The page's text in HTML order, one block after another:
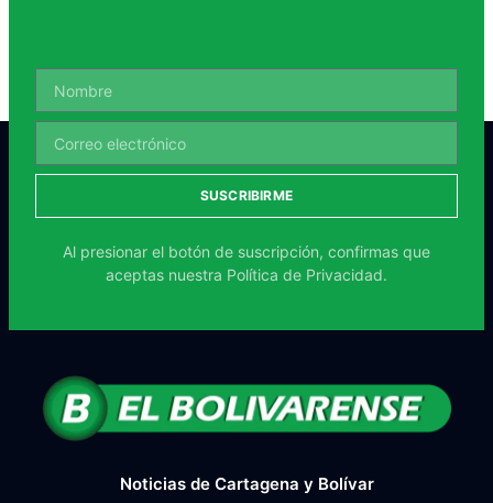
SUSCRIBIRME
Al presionar el botón de suscripción, confirmas que
aceptas nuestra Política de Privacidad.
Noticias de Cartagena y Bolívar